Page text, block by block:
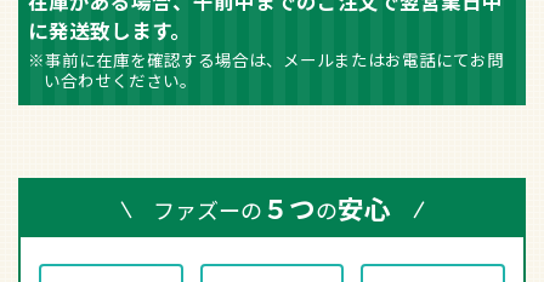
に発送致します。
※事前に在庫を確認する場合は、メールまたはお電話にてお問
い合わせください。
ファズーの５つの安心